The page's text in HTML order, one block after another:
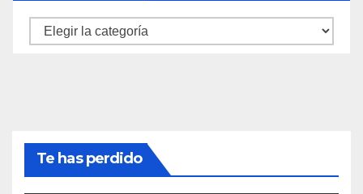
Categorías
Te has perdido